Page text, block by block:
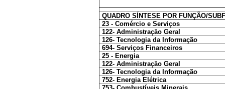
QUADRO SÍNTESE POR FUNÇÃO/
23 - Comércio e Serviços
122- Administração Geral
126- Tecnologia da Informação
694- Serviços Financeiros
25 - Energia
122- Administração Geral
126- Tecnologia da Informação
752- Energia Elétrica